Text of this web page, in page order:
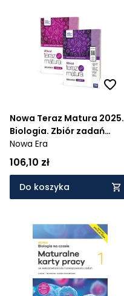
Nowa Teraz Matura 2025.
Biologia. Zbiór zadań
maturalnych. Część 1 i 2
Nowa Era
106,10 zł
Do koszyka